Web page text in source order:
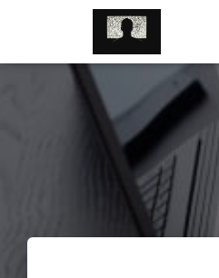
//pagead2.googlesyndication.com/